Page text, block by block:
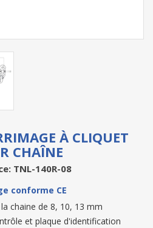
À CLIQUET
CHAÎNE
TNL-140R-08
conforme CE
chaine de 8, 10, 13 mm
et plaque d'identification